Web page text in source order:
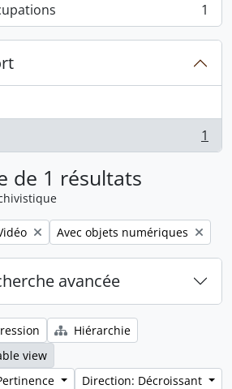
1
1
de 1 résultats
filter:Remove filter:
Avec objets numériques
avancée
Hiérarchie
view
Direction: Décroissant